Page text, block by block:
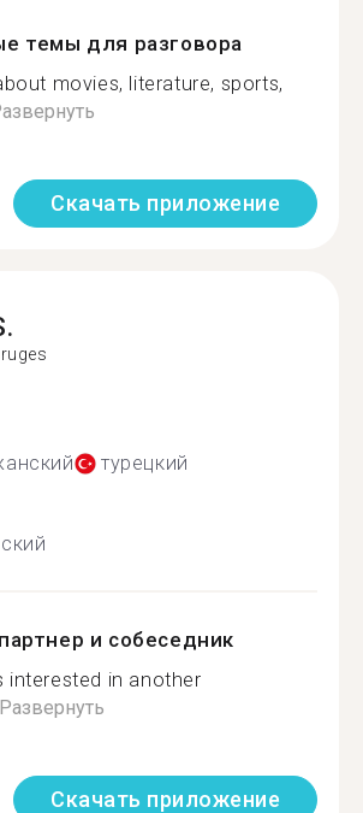
темы для разговора
movies, literature, sports,
Скачать приложение
турецкий
и собеседник
interested in another
Развернуть
Скачать приложение